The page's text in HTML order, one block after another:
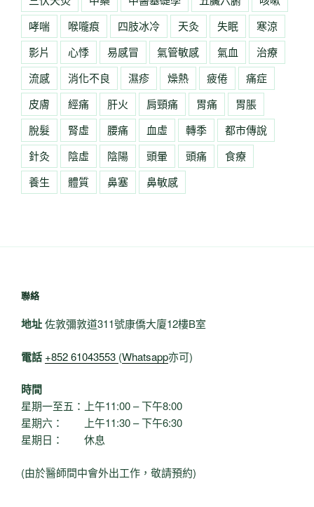
哮喘
喉嚨痕 四肢冰冷 天灸 失眠
寒涼
影片
心悸 易感冒 氣管敏感 氣血
治療
流感
消化不良 濕疹 燥熱 疲倦
痛症
皮膚
經痛 肝火 肩頸痛 胃痛
胃脹
脫髮
腎虛 腰痛 血虛 轉季
都市傳說
針灸
陰虛 陰陽 頭暈 頭痛
食療
養生
體質 鼻塞 鼻敏感
聯絡
地址佐敦彌敦道311號康僑大廈12樓B室
電話 +852 61043553 (Whatsapp亦可)
時間
星期一至五：上午11:00 – 下午8:00
星期六： 上午11:30 – 下午6:30
星期日： 休息
(由於醫師間中會外出工作，敬請預約)